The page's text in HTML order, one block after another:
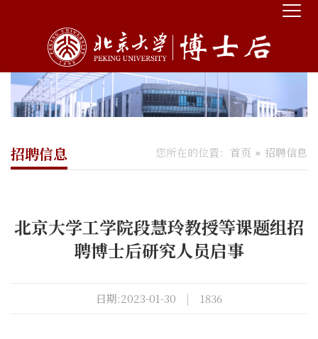
您所在的位置： 首页 招聘信息
招聘信息
北京大学工学院段慧玲教授等课题组招
聘博士后研究人员启事
日期:2023-01-30 | 1836